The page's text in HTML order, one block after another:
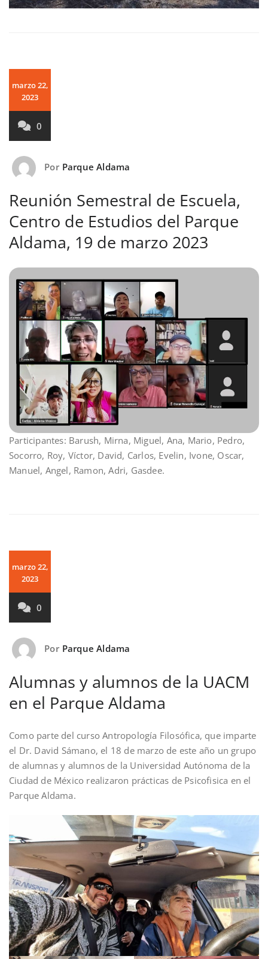
marzo 22,
2023
0
Por Parque Aldama
Reunión Semestral de Escuela,
Centro de Estudios del Parque
Aldama, 19 de marzo 2023
Participantes: Barush, Mirna, Miguel, Ana, Mario, Pedro,
Socorro, Roy, Víctor, David, Carlos, Evelin, Ivone, Oscar,
Manuel, Angel, Ramon, Adri, Gasdee.
marzo 22,
2023
0
Por Parque Aldama
Alumnas y alumnos de la UACM
en el Parque Aldama
Como parte del curso Antropología Filosófica, que imparte
el Dr. David Sámano, el 18 de marzo de este año un grupo
de alumnas y alumnos de la Universidad Autónoma de la
Ciudad de México realizaron prácticas de Psicofisica en el
Parque Aldama.